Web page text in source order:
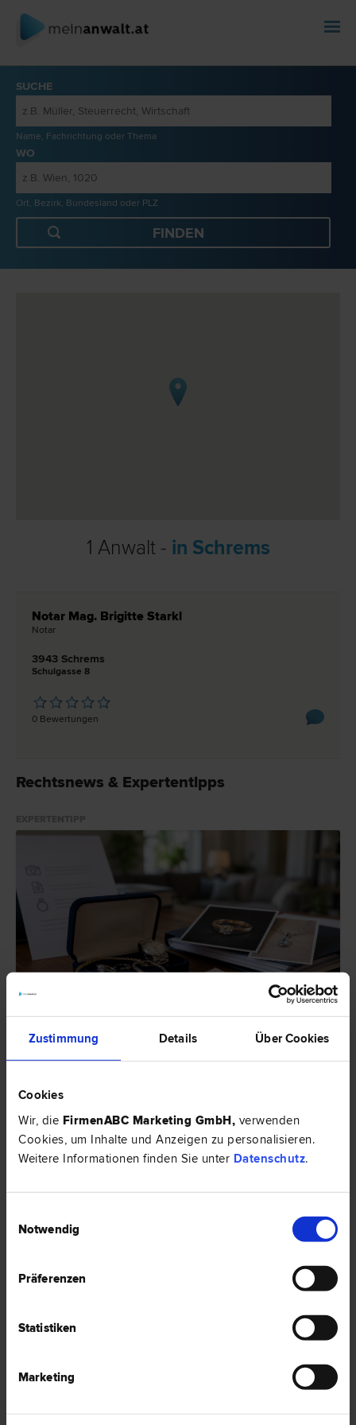
Zustimmung Details Über Cookies
Cookies
Wir, die FirmenABC Marketing GmbH, verwenden
Cookies, um Inhalte und Anzeigen zu personalisieren.
Weitere Informationen finden Sie unter Datenschutz.
Notwendig
Präferenzen
Statistiken
Marketing
SUCHE
Name, Fachrichtung oder Thema
WO
Ort, Bezirk, Bundesland oder PLZ
1 Anwalt - in Schrems
Notar Mag. Brigitte Starkl
Notar
3943 Schrems
Schulgasse 8
0 Bewertungen
Rechtsnews & Expertentipps
Schmuck gestohlen: Welche Nachweise verlangt die Versicherung?
HIER ZUM ARTIKEL ›
RECHTSNEWS